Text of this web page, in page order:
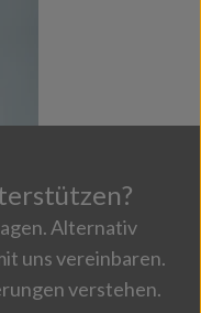
Alternativ
uns vereinbaren.
verstehen.